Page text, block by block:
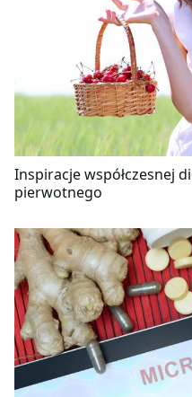
Inspiracje współczesnej
pierwotnego